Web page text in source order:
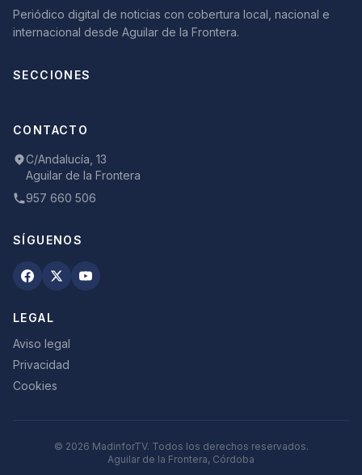
Periódico digital de noticias con cobertura local, nacional e
internacional desde Aguilar de la Frontera.
SECCIONES
CONTACTO
C/Andalucía, 13
Aguilar de la Frontera
957 660 506
SÍGUENOS
LEGAL
Aviso legal
Privacidad
Cookies
© 2026 MadinforTV. Todos los derechos reservados.
Aguilar de la Frontera, Córdoba